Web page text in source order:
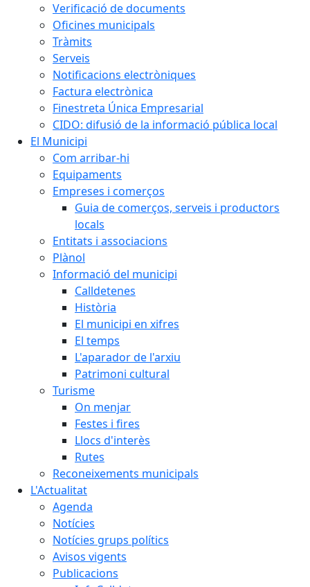
Verificació de documents
Oficines municipals
Tràmits
Serveis
Notificacions electròniques
Factura electrònica
Finestreta Única Empresarial
CIDO: difusió de la informació pública local
El Municipi
Com arribar-hi
Equipaments
Empreses i comerços
Guia de comerços, serveis i productors
locals
Entitats i associacions
Plànol
Informació del municipi
Calldetenes
Història
El municipi en xifres
El temps
L'aparador de l'arxiu
Patrimoni cultural
Turisme
On menjar
Festes i fires
Llocs d'interès
Rutes
Reconeixements municipals
L'Actualitat
Agenda
Notícies
Notícies grups polítics
Avisos vigents
Publicacions